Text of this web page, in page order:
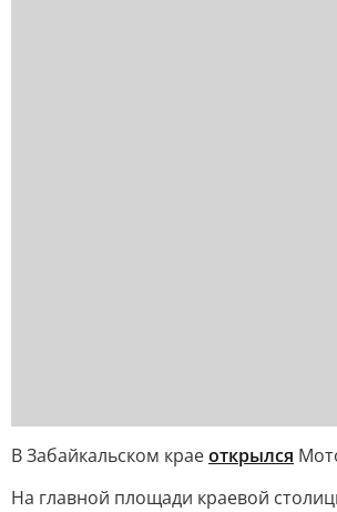
В Забайкальском краеоткрылся
На главной площади краевой